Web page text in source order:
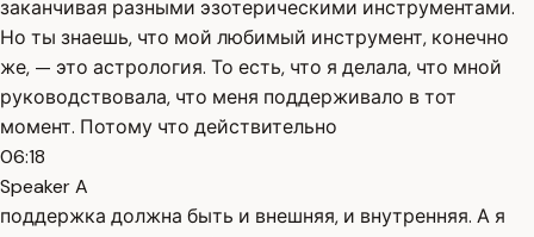
заканчивая разными эзотерическими инструментами.
Но ты знаешь, что мой любимый инструмент, конечно
же, — это астрология. То есть, что я делала, что мной
руководствовала, что меня поддерживало в тот
момент. Потому что действительно
06:18
Speaker A
поддержка должна быть и внешняя, и внутренняя. А я